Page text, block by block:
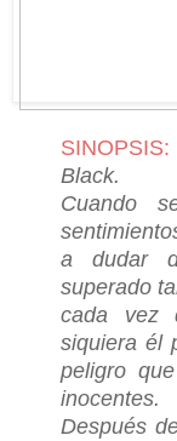
SINOPSIS:
Black.
Cuando
a dudar
superado
cada vez
siquiera él
peligro
inocentes.
Después